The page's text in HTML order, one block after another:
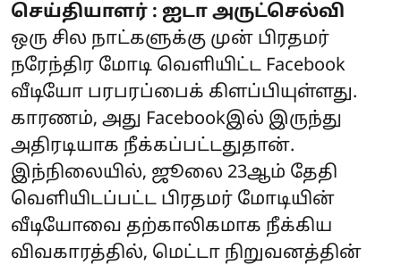
செய்தியாளர் : ஐடா அருட்செல்வி
ஒரு சில நாட்களுக்கு முன் பிரதமர்
நரேந்திர மோடி வெளியிட்ட Facebook
வீடியோ பரபரப்பைக் கிளப்பியுள்ளது.
காரணம், அது Facebookஇல் இருந்து
அதிரடியாக நீக்கப்பட்டதுதான்.
இந்நிலையில், ஜூலை 23ஆம் தேதி
வெளியிடப்பட்ட பிரதமர் மோடியின்
வீடியோவை தற்காலிகமாக நீக்கிய
விவகாரத்தில், மெட்டா நிறுவனத்தின்